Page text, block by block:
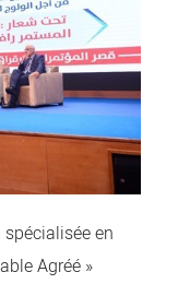
en
Agréé »